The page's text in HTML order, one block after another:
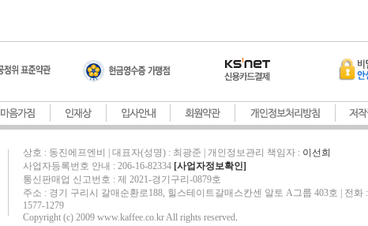
상호 : 동진에프엔비 | 대표자(성명) : 최광준 | 개인정보관리 책임자 : 이선희
사업자등록번호 안내 : 206-16-82334 [사업자정보확인]
통신판매업 신고번호 : 제 2021-경기구리-0879호
주소 : 경기 구리시 갈매순환로188, 힐스테이트갈매스칸센 알토 A그룹 403호 | 전화 :
1577-1279
Copyright (c) 2009 www.kaffee.co.kr All rights reserved.